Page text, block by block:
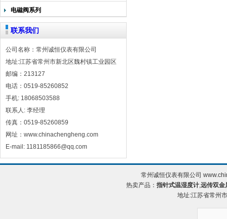
电磁阀系列
联系我们
公司名称：常州诚恒仪表有限公司
地址:江苏省常州市新北区魏村镇工业园区
邮编：213127
电话：0519-85260852
手机: 18068503588
联系人: 李经理
传真：0519-85260859
网址：www.chinachengheng.com
E-mail: 1181185866@qq.com
常州诚恒仪表有限公司
热卖产品：指针式温湿度计,远传双金
地址:江苏省常州